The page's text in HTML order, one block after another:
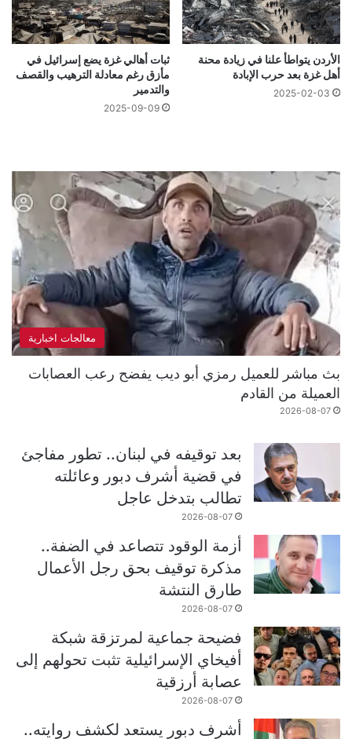
الأردن يتواطأ علنا في زيادة محنة
أهل غزة بعد حرب الإبادة
2025-02-03
ثبات أهالي غزة يضع إسرائيل في
مأزق رغم معادلة الترهيب والقصف
والتدمير
2025-09-09
معالجات اخبارية
بث مباشر للعميل رمزي أبو ديب يفضح رعب العصابات
العميلة من القادم
2026-08-07
بعد توقيفه في لبنان.. تطور مفاجئ
في قضية أشرف دبور وعائلته
تطالب بتدخل عاجل
2026-08-07
أزمة الوقود تتصاعد في الضفة..
مذكرة توقيف بحق رجل الأعمال
طارق النتشة
2026-08-07
فضيحة جماعية لمرتزقة شبكة
أفيخاي الإسرائيلية تثبت تحولهم إلى
عصابة أرزقية
2026-08-07
أشرف دبور يستعد لكشف روايته..